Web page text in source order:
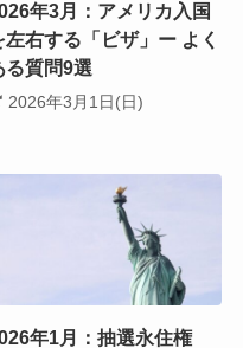
年3月：アメリカ入国
左右する「ビザ」ー よく
る質問9選
2026年3月1日(日)
年1月：抽選永住権